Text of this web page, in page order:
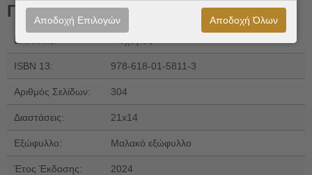
Πληροφορίες
Εκδόσεις:
ISBN 13: 978-618-01-5811-3
Αριθμός Σελίδων: 304
Διαστάσεις: 21x14
Εξώφυλλο: Μαλακό εξώφυλλο
Έτος Έκδοσης: 2024
Αποδοχή Επιλογών Αποδοχή Όλων